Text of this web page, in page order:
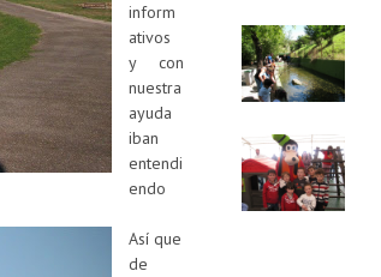
inform
ativos
y con
nuestra
ayuda
iban
entendi
endo
Así que
de